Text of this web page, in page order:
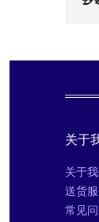
关于
关于
送货
常见